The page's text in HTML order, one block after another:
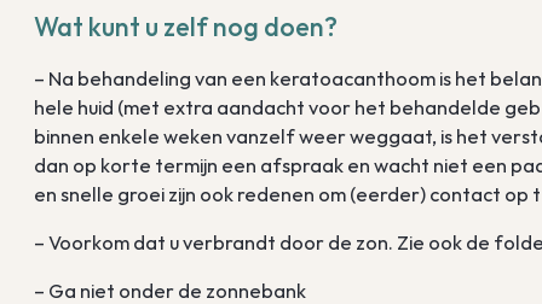
Wat kunt u zelf nog doen?
– Na behandeling van een keratoacanthoom is het
hele huid (met extra aandacht voor het behandelde
binnen enkele weken vanzelf weer weggaat, is het
dan op korte termijn een afspraak en wacht niet een
en snelle groei zijn ook redenen om (eerder) contact op
– Voorkom dat u verbrandt door de zon. Zie ook de
– Ga niet onder de zonnebank